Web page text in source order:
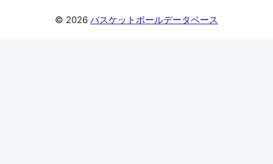
© 2026 バスケットボールデータベース